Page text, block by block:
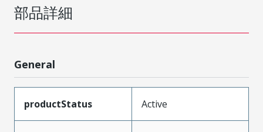
部品詳細
General
productStatus Active